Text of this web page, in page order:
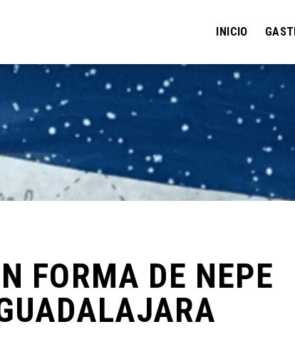
INICIO
FORMA DE NEPE